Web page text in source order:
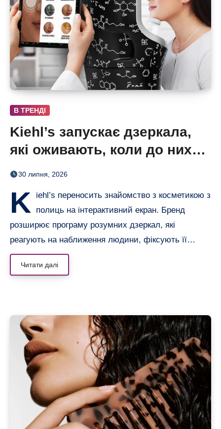
В ТРЕНДІ
Kiehl’s запускає дзеркала,
які оживають, коли до них
підходиш
30 липня, 2026
K
iehl’s переносить знайомство з косметикою з
полиць на інтерактивний екран. Бренд
розширює програму розумних дзеркал, які
реагують на наближення людини, фіксують її…
Читати далі